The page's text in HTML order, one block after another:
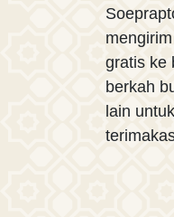
gratis ke
berkah
lain